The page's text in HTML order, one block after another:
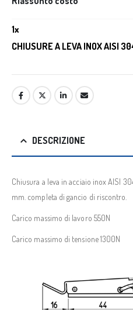
1x
CHIUSURE A LEVA INOX AISI
DESCRIZIONE
Chiusura a leva in acciaio inox AISI
mm. completa di gancio di riscontro.
Carico massimo di lavoro 550N
Carico massimo di tensione 1300N